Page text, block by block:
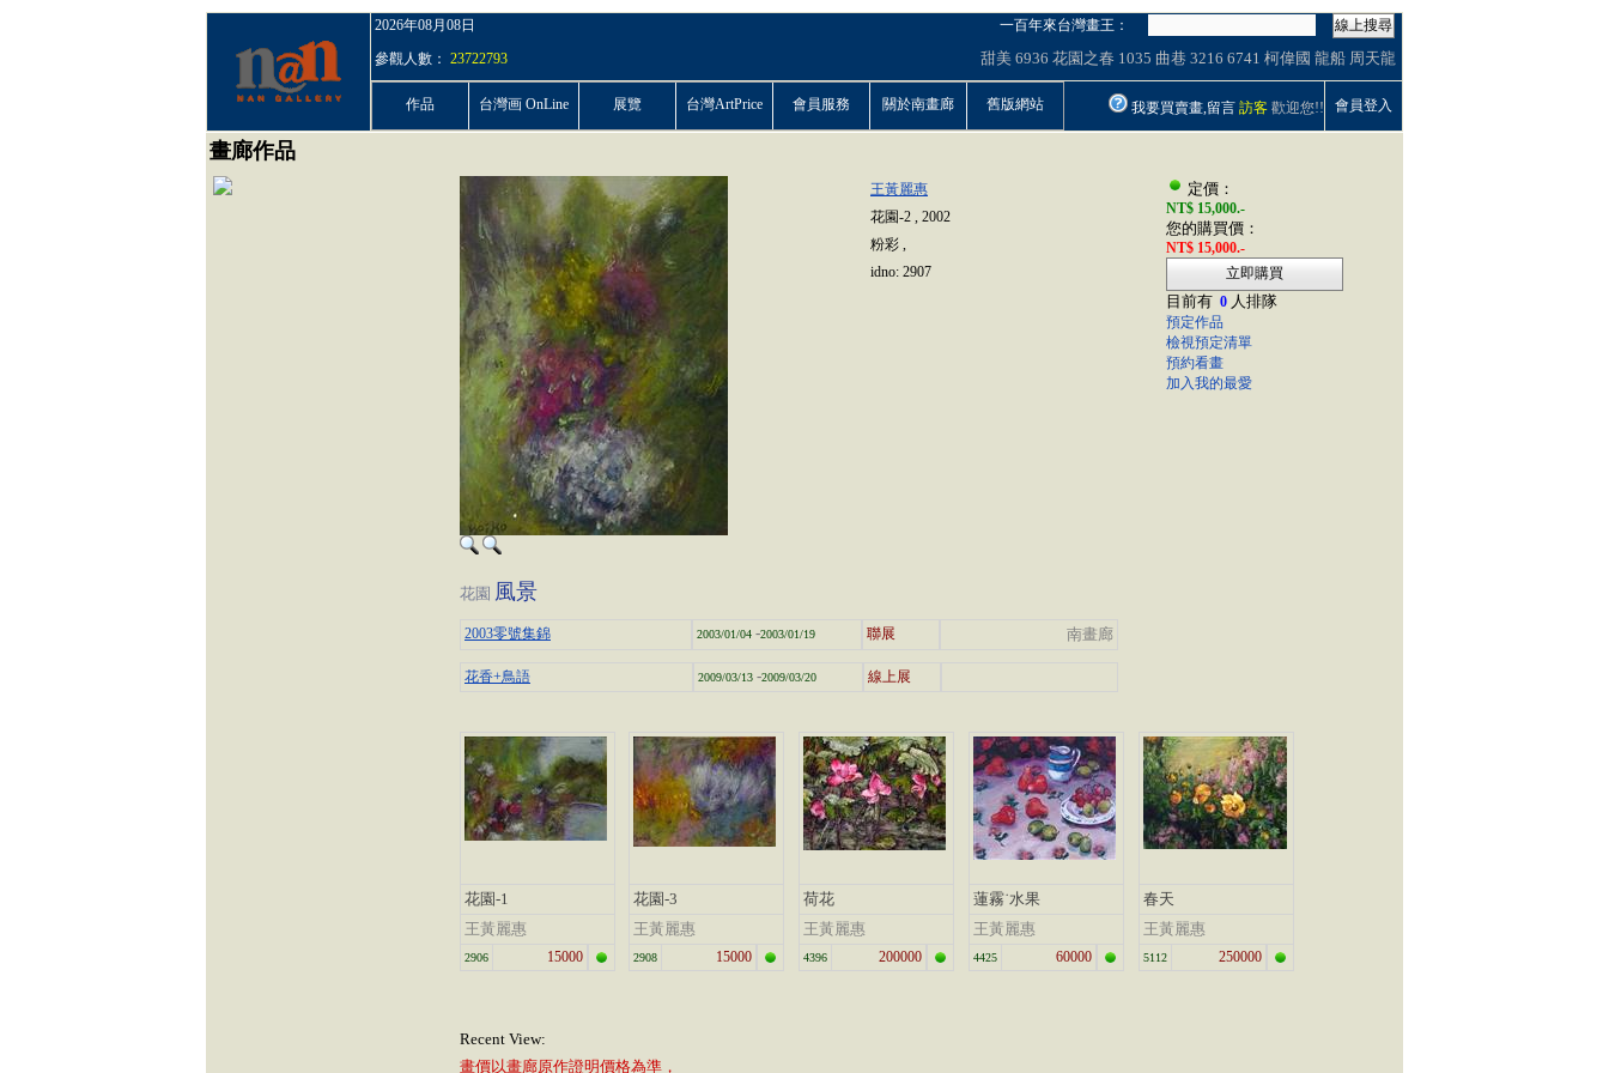
2026年08月08日 一百年來台灣畫王：
線上搜尋
參觀人數： 23722793 甜美 6936 花園之春 1035 曲巷 3216 6741 柯偉國 龍船 周天龍
作品 台灣画 OnLine 展覽 台灣ArtPrice 會員服務 關於南畫廊 舊版網站 我要買賣畫,留言 訪客 歡迎您!! 會員登入
畫廊作品
王黃麗惠
花園-2 , 2002
粉彩 ,
idno: 2907
定價：
NT$ 15,000.-
您的購買價：
NT$ 15,000.-
立即購買
目前有 0 人排隊
預定作品
檢視預定清單
預約看畫
加入我的最愛
花園 風景
2003零號集錦 2003/01/04 -2003/01/19 聯展 南畫廊
花香+鳥語 2009/03/13 -2009/03/20 線上展
花園-1
王黃麗惠
2906 15000
花園-3
王黃麗惠
2908 15000
荷花
王黃麗惠
4396 200000
蓮霧˙水果
王黃麗惠
4425 60000
春天
王黃麗惠
5112 250000
Recent View:
畫價以畫廊原作證明價格為準，